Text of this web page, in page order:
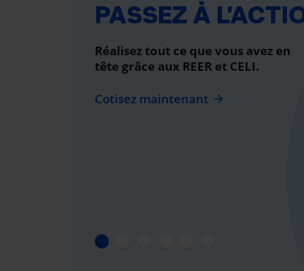
PASSEZ À
Réalisez tout ce que vous avez en
tête grâce aux REER et CELI.
Cotisez maintenant